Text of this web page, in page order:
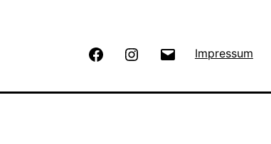
FacebookInstagram Impressum